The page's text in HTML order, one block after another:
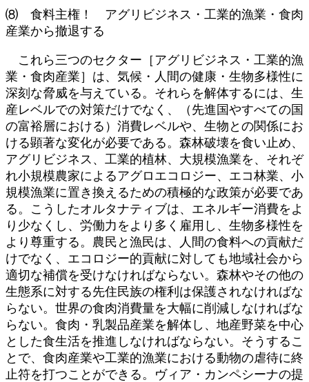
⑻ 食料主権！ アグリビジネス・工業的漁業・食肉
産業から撤退する
これら三つのセクター［アグリビジネス・工業的漁
業・食肉産業］は、気候・人間の健康・生物多様性に
深刻な脅威を与えている。それらを解体するには、生
産レベルでの対策だけでなく、（先進国やすべての国
の富裕層における）消費レベルや、生物との関係にお
ける顕著な変化が必要である。森林破壊を食い止め、
アグリビジネス、工業的植林、大規模漁業を、それぞ
れ小規模農家によるアグロエコロジー、エコ林業、小
規模漁業に置き換えるための積極的な政策が必要であ
る。こうしたオルタナティブは、エネルギー消費をよ
り少なくし、労働力をより多く雇用し、生物多様性を
より尊重する。農民と漁民は、人間の食料への貢献だ
けでなく、エコロジー的貢献に対しても地域社会から
適切な補償を受けなければならない。森林やその他の
生態系に対する先住民族の権利は保護されなければな
らない。世界の食肉消費量を大幅に削減しなければな
らない。食肉・乳製品産業を解体し、地産野菜を中心
とした食生活を推進しなければならない。そうするこ
とで、食肉産業や工業的漁業における動物の虐待に終
止符を打つことができる。ヴィア・カンペシーナの提